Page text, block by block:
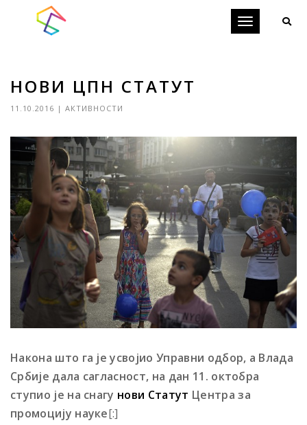
Toggle
НОВИ ЦПН СТАТУТ
11.10.2016 | АКТИВНОСТИ
Накона што га је усвојио Управни одбор, а Влада
Србије дала сагласност, на дан 11. октобра
ступио је на снагу нови Статут Центра за
промоцију науке[:]